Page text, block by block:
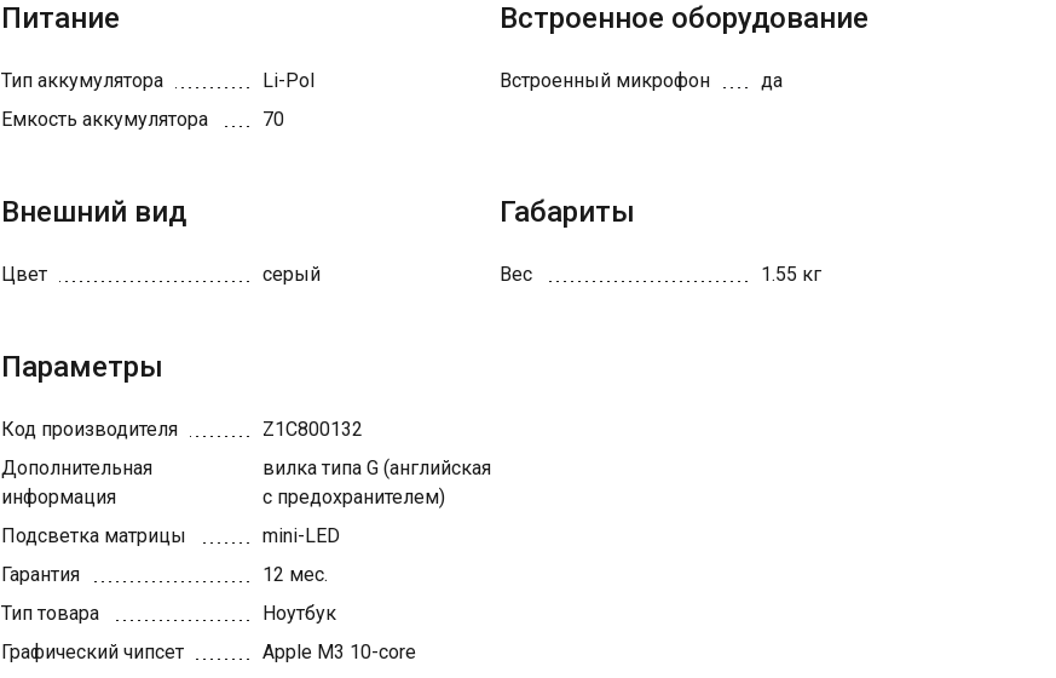
Питание
Тип аккумулятора
Li-Pol
Емкость аккумулятора
70
Встроенное оборудование
Встроенный микрофон да
Внешний вид
Цвет серый
Габариты
Вес 1.55 кг
Параметры
Код производителя
Z1C800132
Дополнительная
информация
вилка типа G (английская
с предохранителем)
Подсветка матрицы
mini-LED
Гарантия
12 мес.
Тип товара
Ноутбук
Графический чипсет
Apple M3 10-core